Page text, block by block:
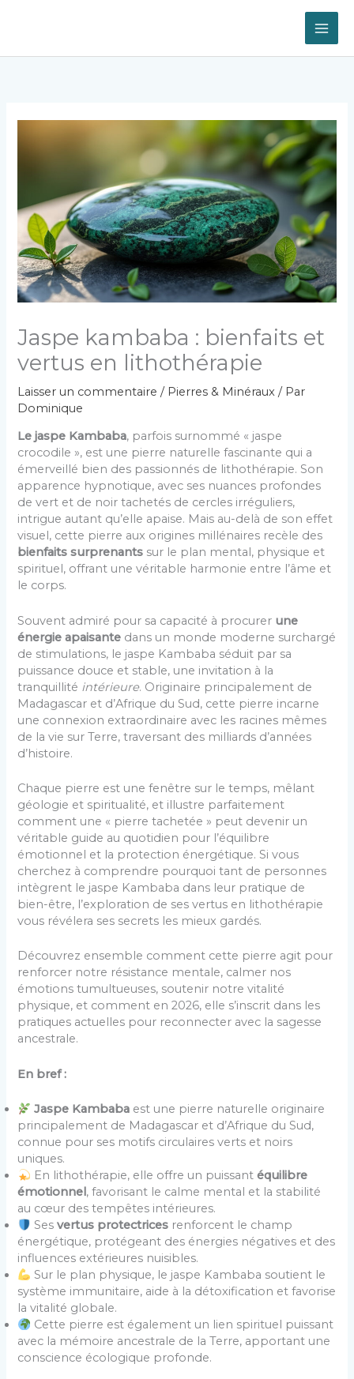
Jaspe kambaba : bienfaits et
vertus en lithothérapie
Laisser un commentaire / Pierres & Minéraux / Par
Dominique
Le jaspe Kambaba, parfois surnommé « jaspe
crocodile », est une pierre naturelle fascinante qui a
émerveillé bien des passionnés de lithothérapie. Son
apparence hypnotique, avec ses nuances profondes
de vert et de noir tachetés de cercles irréguliers,
intrigue autant qu’elle apaise. Mais au-delà de son effet
visuel, cette pierre aux origines millénaires recèle des
bienfaits surprenants sur le plan mental, physique et
spirituel, offrant une véritable harmonie entre l’âme et
le corps.
Souvent admiré pour sa capacité à procurer une
énergie apaisante dans un monde moderne surchargé
de stimulations, le jaspe Kambaba séduit par sa
puissance douce et stable, une invitation à la
tranquillité intérieure. Originaire principalement de
Madagascar et d’Afrique du Sud, cette pierre incarne
une connexion extraordinaire avec les racines mêmes
de la vie sur Terre, traversant des milliards d’années
d’histoire.
Chaque pierre est une fenêtre sur le temps, mêlant
géologie et spiritualité, et illustre parfaitement
comment une « pierre tachetée » peut devenir un
véritable guide au quotidien pour l’équilibre
émotionnel et la protection énergétique. Si vous
cherchez à comprendre pourquoi tant de personnes
intègrent le jaspe Kambaba dans leur pratique de
bien-être, l’exploration de ses vertus en lithothérapie
vous révélera ses secrets les mieux gardés.
Découvrez ensemble comment cette pierre agit pour
renforcer notre résistance mentale, calmer nos
émotions tumultueuses, soutenir notre vitalité
physique, et comment en 2026, elle s’inscrit dans les
pratiques actuelles pour reconnecter avec la sagesse
ancestrale.
En bref :
Jaspe Kambaba est une pierre naturelle originaire
principalement de Madagascar et d’Afrique du Sud,
connue pour ses motifs circulaires verts et noirs
uniques.
En lithothérapie, elle offre un puissantéquilibre
émotionnel, favorisant le calme mental et la stabilité
au cœur des tempêtes intérieures.
Sesvertus protectrices renforcent le champ
énergétique, protégeant des énergies négatives et des
influences extérieures nuisibles.
Sur le plan physique, le jaspe Kambaba soutient le
système immunitaire, aide à la détoxification et favorise
la vitalité globale.
Cette pierre est également un lien spirituel puissant
avec la mémoire ancestrale de la Terre, apportant une
conscience écologique profonde.